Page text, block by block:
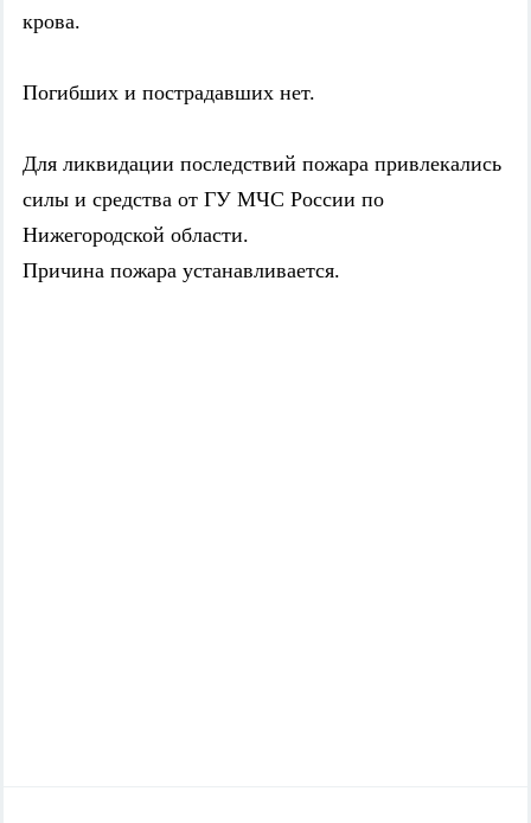
крова.
Погибших и пострадавших нет.
Для ликвидации последствий пожара привлекались
силы и средства от ГУ МЧС России по
Нижегородской области.
Причина пожара устанавливается.